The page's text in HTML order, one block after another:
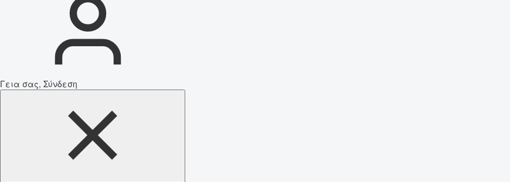
Γεια σας, Σύνδεση